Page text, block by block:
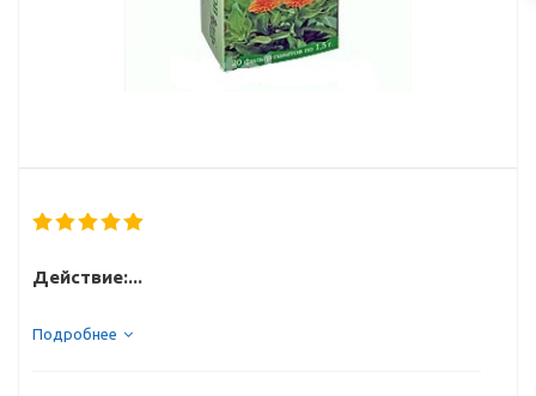
Действие:...
Подробнее